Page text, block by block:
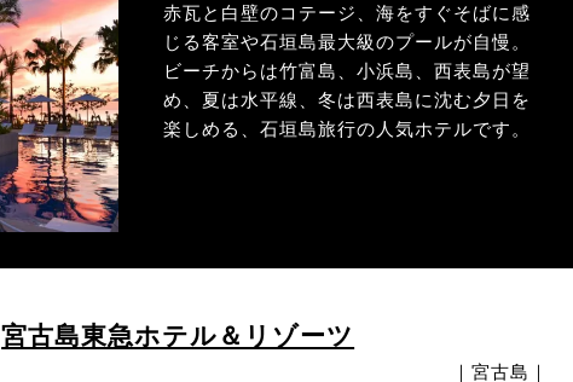
赤瓦と白壁のコテージ、海をすぐそばに感
じる客室や石垣島最大級のプールが自慢。
ビーチからは竹富島、小浜島、西表島が望
め、夏は水平線、冬は西表島に沈む夕日を
楽しめる、石垣島旅行の人気ホテルです。
宮古島東急ホテル＆リゾーツ
｜宮古島｜